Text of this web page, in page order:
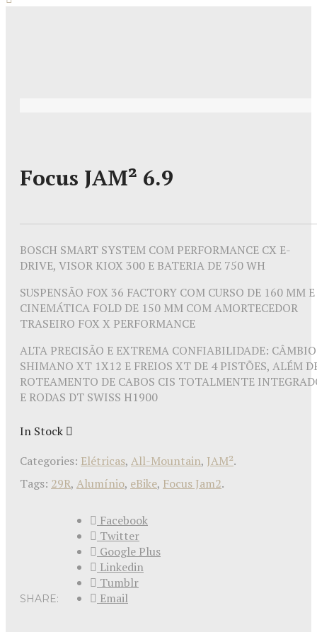
Focus JAM² 6.9
BOSCH SMART SYSTEM COM PERFORMANCE CX E-
DRIVE, VISOR KIOX 300 E BATERIA DE 750 WH
SUSPENSÃO FOX 36 FACTORY COM CURSO DE 160 MM E
CINEMÁTICA FOLD DE 150 MM COM AMORTECEDOR
TRASEIRO FOX X PERFORMANCE
ALTA PRECISÃO E EXTREMA CONFIABILIDADE: CÂMBIO
SHIMANO XT 1X12 E FREIOS XT DE 4 PISTÕES, ALÉM
ROTEAMENTO DE CABOS CIS TOTALMENTE
E RODAS DT SWISS H1900
In Stock
Categories: Elétricas, All-Mountain, JAM².
Tags: 29R, Alumínio, eBike, Focus Jam2.
SHARE:
Facebook
Twitter
Google Plus
Linkedin
Tumblr
Email